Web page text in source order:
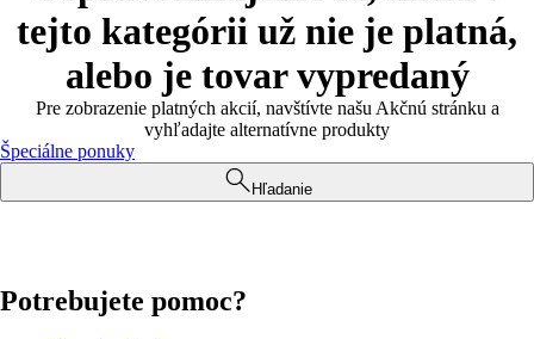
tejto kategórii už nie je platná,
alebo je tovar vypredaný
Pre zobrazenie platných akcií, navštívte našu Akčnú stránku a
vyhľadajte alternatívne produkty
Špeciálne ponuky
Hľadanie
Potrebujete pomoc?